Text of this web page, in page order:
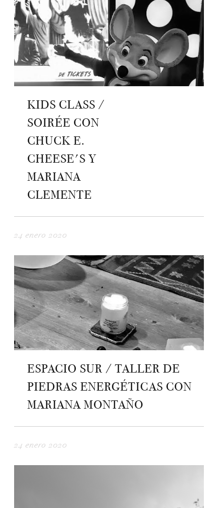
KIDS CLASS /
SOIRÉE CON
CHUCK E.
CHEESE'S Y
MARIANA
CLEMENTE
24 enero 2020
ESPACIO SUR / TALLER DE
PIEDRAS ENERGÉTICAS CON
MARIANA MONTAÑO
24 enero 2020